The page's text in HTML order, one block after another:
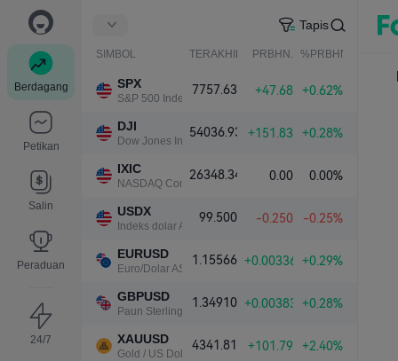
Berdagang
Petikan
Salin
Peraduan
24/7
Tapis
SIMBOL TERAKHIR PRBHN. %PRBHN.
SPX
S&P 500 Index
7757.63 +47.68 +0.62%
DJI
Dow Jones Industrial Average
54036.93 +151.83 +0.28%
IXIC
NASDAQ Composite Index
26348.34 0.00 0.00%
USDX
Indeks dolar A.S.
99.500 -0.250 -0.25%
EURUSD
Euro/Dolar AS
1.15566 +0.00336 +0.29%
GBPUSD
Paun Sterling/Dolar AS
1.34910 +0.00383 +0.28%
XAUUSD
Gold / US Dollar
4341.81 +101.79 +2.40%